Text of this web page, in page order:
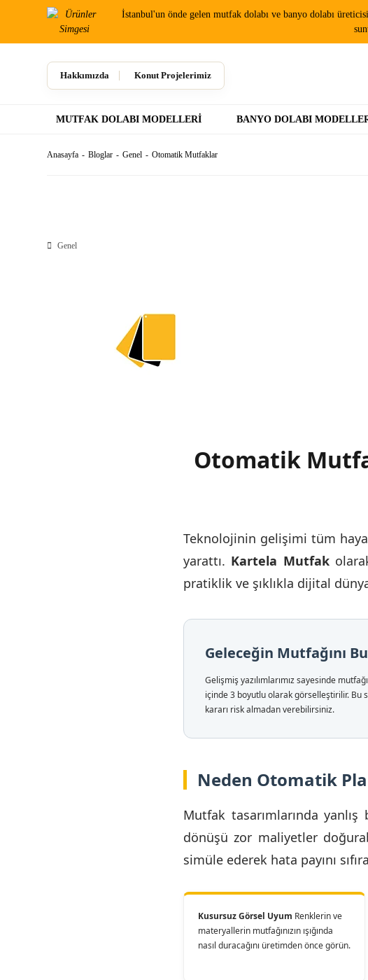
İstanbul'un önde gelen mutfak dolabı ve banyo dolabı
Hakkımızda Konut Projelerimiz
MUTFAK DOLABI MODELLERI BANYO DOLABI
Anasayfa Bloglar Genel Otomatik Mutfaklar
Genel
Otomatik
Teknolojinin gelişimi tüm
yarattı. Kartela Mutfak
pratiklik ve şıklıkla dijital
Geleceğin Mutfağını
Gelişmiş yazılımlarımız sayesinde
içinde 3 boyutlu olarak görselleştirilir. Bu
kararı risk almadan verebilirsiniz.
Neden Otomatik
Mutfak tasarımlarında
dönüşü zor maliyetler
simüle ederek hata payını
Kusursuz Görsel Uyum Renklerin ve
materyallerin mutfağınızın ışığında
nasıl duracağını üretimden önce görün.